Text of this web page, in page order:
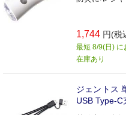
1,744 円(税
最短 8/9(日) に
在庫あり
ジェントス
USB Type-